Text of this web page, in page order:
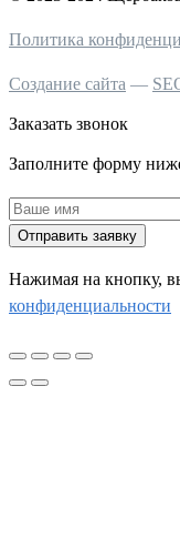
Политика
Создание сайта —
Заказать звонок
Заполните форму
Отправить заявку
Нажимая на кнопку,
конфиденциальности